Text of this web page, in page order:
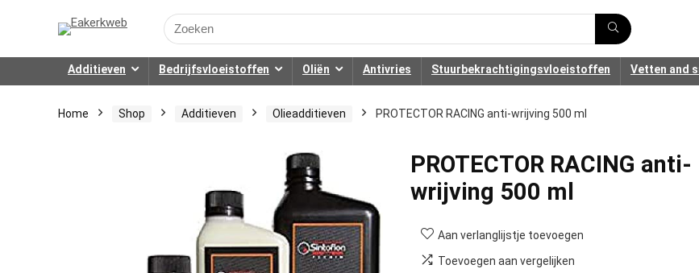
Search
for:
Additieven Bedrijfsvloeistoffen Oliën Antivries Stuurbekrachtigingsvloeistoffen Vetten and
Home Shop Additieven Olieadditieven PROTECTOR RACING anti-wrijving 500 ml
PROTECTOR RACING anti-
wrijving 500 ml
Aan verlanglijstje toevoegen
Toevoegen aan vergelijken